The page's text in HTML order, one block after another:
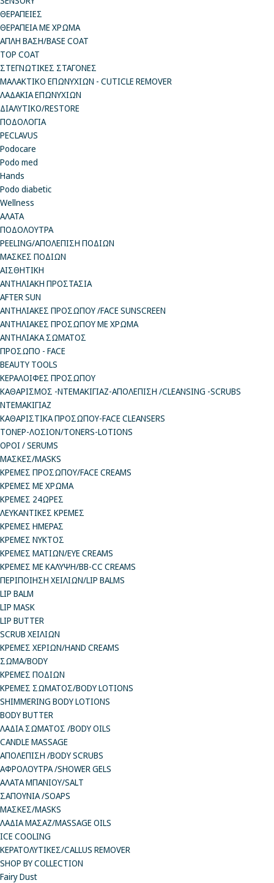
ΘΕΡΑΠΕΙΕΣ
ΘΕΡΑΠΕΙΑ ΜΕ ΧΡΩΜΑ
ΑΠΛΗ ΒΑΣΗ/BASE COAT
TOP COAT
ΣΤΕΓΝΩΤΙΚΕΣ ΣΤΑΓΟΝΕΣ
ΜΑΛΑΚΤΙΚΟ ΕΠΩΝΥΧΙΩΝ - CUTICLE REMOVER
ΛΑΔΑΚΙΑ ΕΠΩΝΥΧΙΩΝ
ΔΙΑΛΥΤΙΚΟ/RESTORE
ΠΟΔΟΛΟΓΙΑ
PECLAVUS
Podocare
Podo med
Hands
Podo diabetic
Wellness
ΑΛΑΤΑ
ΠΟΔΟΛΟΥΤΡΑ
PEELING/ΑΠΟΛΕΠΙΣΗ ΠΟΔΙΩΝ
ΜΑΣΚΕΣ ΠΟΔΙΩΝ
ΑΙΣΘΗΤΙΚΗ
ΑΝΤΗΛΙΑΚΗ ΠΡΟΣΤΑΣΙΑ
AFTER SUN
ΑΝΤΗΛΙΑΚΕΣ ΠΡΟΣΩΠΟΥ /FACE SUNSCREEN
ΑΝΤΗΛΙΑΚΕΣ ΠΡΟΣΩΠΟΥ ΜΕ ΧΡΩΜΑ
ΑΝΤΗΛΙΑΚΑ ΣΩΜΑΤΟΣ
ΠΡΟΣΩΠΟ - FACE
BEAUTY TOOLS
ΚΕΡΑΛΟΙΦΕΣ ΠΡΟΣΩΠΟΥ
ΚΑΘΑΡΙΣΜΟΣ -ΝΤΕΜΑΚΙΓΙΑΖ-ΑΠΟΛΕΠΙΣΗ /CLEANSING -SCRUBS
ΝΤΕΜΑΚΙΓΙΑΖ
ΚΑΘΑΡΙΣΤΙΚΑ ΠΡΟΣΩΠΟΥ-FACE CLEANSERS
ΤΟΝΕΡ-ΛΟΣΙΟΝ/TONERS-LOTIONS
ΟΡΟΙ / SERUMS
ΜΑΣΚΕΣ/MASKS
ΚΡΕΜΕΣ ΠΡΟΣΩΠΟΥ/FACE CREAMS
ΚΡΕΜΕΣ ΜΕ ΧΡΩΜΑ
ΚΡΕΜΕΣ 24ΩΡΕΣ
ΛΕΥΚΑΝΤΙΚΕΣ ΚΡΕΜΕΣ
ΚΡΕΜΕΣ ΗΜΕΡΑΣ
ΚΡΕΜΕΣ ΝΥΚΤΟΣ
ΚΡΕΜΕΣ ΜΑΤΙΩΝ/EYE CREAMS
ΚΡΕΜΕΣ ΜΕ ΚΑΛΥΨΗ/BB-CC CREAMS
ΠΕΡΙΠΟΙΗΣΗ ΧΕΙΛΙΩΝ/LIP BALMS
LIP BALM
LIP MASK
LIP BUTTER
SCRUB ΧΕΙΛΙΩΝ
ΚΡΕΜΕΣ ΧΕΡΙΩΝ/HAND CREAMS
ΣΩΜΑ/BODY
ΚΡΕΜΕΣ ΠΟΔΙΩΝ
ΚΡΕΜΕΣ ΣΩΜΑΤΟΣ/BODY LOTIONS
SHIMMERING BODY LOTIONS
BODY BUTTER
ΛΑΔΙΑ ΣΩΜΑΤΟΣ /BODY OILS
CANDLE MASSAGE
ΑΠΟΛΕΠΙΣΗ /BODY SCRUBS
ΑΦΡΟΛΟΥΤΡΑ /SHOWER GELS
ΑΛΑΤΑ ΜΠΑΝΙΟΥ/SALT
ΣΑΠΟΥΝΙΑ /SOAPS
ΜΑΣΚΕΣ/MASKS
ΛΑΔΙΑ ΜΑΣΑΖ/MASSAGE OILS
ICE COOLING
ΚΕΡΑΤΟΛΥΤΙΚΕΣ/CALLUS REMOVER
SHOP BY COLLECTION
Fairy Dust